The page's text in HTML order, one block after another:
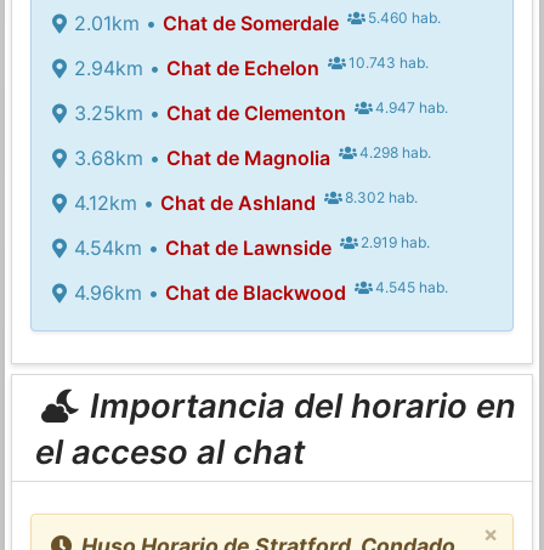
2.01km • Chat de Somerdale 5.460 hab.
2.94km • Chat de Echelon 10.743 hab.
3.25km • Chat de Clementon 4.947 hab.
3.68km • Chat de Magnolia 4.298 hab.
4.12km • Chat de Ashland 8.302 hab.
4.54km • Chat de Lawnside 2.919 hab.
4.96km • Chat de Blackwood 4.545 hab.
Importancia del horario en
el acceso al chat
×